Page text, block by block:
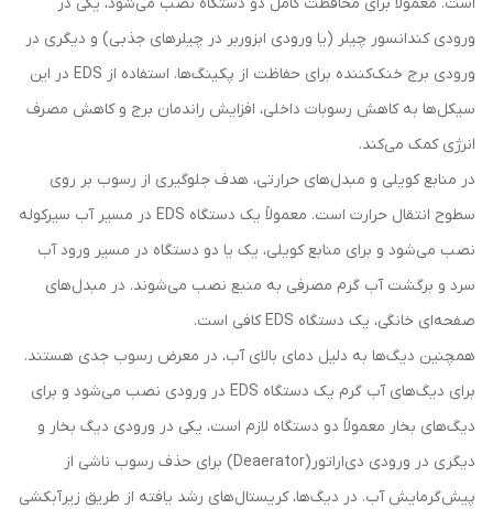
ورودی کندانسور چیلر (یا ورودی ابزوربر در چیلرهای جذبی) و دیگری در
ورودی برج خنک‌کننده برای حفاظت از پکینگ‌ها. استفاده از EDS در این
سیکل‌ها به کاهش رسوبات داخلی، افزایش راندمان برج و کاهش مصرف
انرژی کمک می‌کند.
در منابع کویلی و مبدل‌های حرارتی، هدف جلوگیری از رسوب بر روی
سطوح انتقال حرارت است. معمولاً یک دستگاه EDS در مسیر آب سیرکوله
نصب می‌شود و برای منابع کویلی، یک یا دو دستگاه در مسیر ورود آب
سرد و برگشت آب گرم مصرفی به منبع نصب می‌شوند. در مبدل‌های
صفحه‌ای خانگی، یک دستگاه EDS کافی است.
همچنین دیگ‌ها به دلیل دمای بالای آب، در معرض رسوب جدی هستند.
برای دیگ‌های آب گرم یک دستگاه EDS در ورودی نصب می‌شود و برای
دیگ‌های بخار معمولاً دو دستگاه لازم است، یکی در ورودی دیگ بخار و
دیگری در ورودی دی‌اراتور(Deaerator) برای حذف رسوب ناشی از
پیش‌گرمایش آب. در دیگ‌ها، کریستال‌های رشد یافته از طریق زیرآبکشی